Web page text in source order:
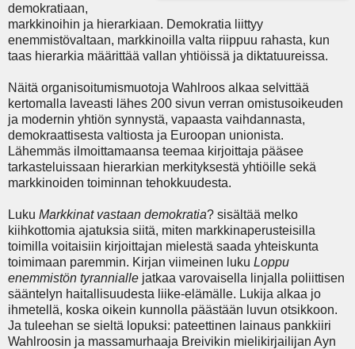
demokratiaan,
markkinoihin ja hierarkiaan. Demokratia liittyy
enemmistövaltaan, markkinoilla valta riippuu rahasta, kun
taas hierarkia määrittää vallan yhtiöissä ja diktatuureissa.
Näitä organisoitumismuotoja Wahlroos alkaa selvittää
kertomalla laveasti lähes 200 sivun verran omistusoikeuden
ja modernin yhtiön synnystä, vapaasta vaihdannasta,
demokraattisesta valtiosta ja Euroopan unionista.
Lähemmäs ilmoittamaansa teemaa kirjoittaja pääsee
tarkasteluissaan hierarkian merkityksestä yhtiöille sekä
markkinoiden toiminnan tehokkuudesta.
Luku Markkinat vastaan demokratia? sisältää melko
kiihkottomia ajatuksia siitä, miten markkinaperusteisilla
toimilla voitaisiin kirjoittajan mielestä saada yhteiskunta
toimimaan paremmin. Kirjan viimeinen luku Loppu
enemmistön tyrannialle jatkaa varovaisella linjalla poliittisen
sääntelyn haitallisuudesta liike-elämälle. Lukija alkaa jo
ihmetellä, koska oikein kunnolla päästään luvun otsikkoon.
Ja tuleehan se sieltä lopuksi: pateettinen lainaus pankkiiri
Wahlroosin ja massamurhaaja Breivikin mielikirjailijan Ayn